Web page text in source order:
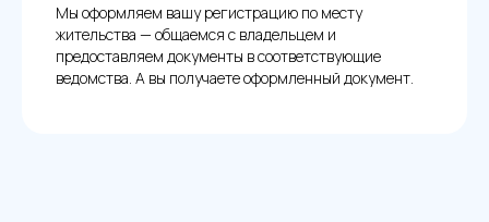
Мы оформляем вашу регистрацию по месту
жительства — общаемся с владельцем и
предоставляем документы в соответствующие
ведомства. А вы получаете оформленный документ.